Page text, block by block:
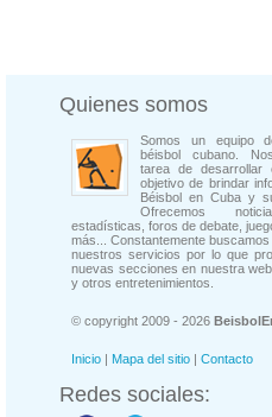
Quienes somos
Somos un equipo
béisbol cubano.
tarea de
objetivo de brindar
Béisbol en Cuba y
Ofrecemos
estadísticas, foros de debate,
más... Constantemente
nuestros servicios por lo que
nuevas secciones en nuestra
y otros entretenimientos.
© copyright 2009 - 2026
Inicio | Mapa del sitio | Contacto
Redes sociales: